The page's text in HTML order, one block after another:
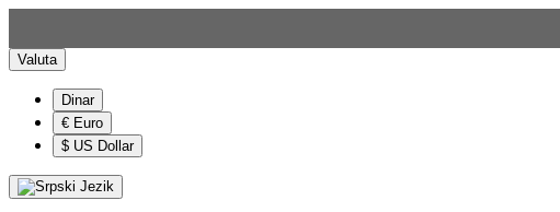
Valuta
Dinar
€ Euro
$ US Dollar
Jezik